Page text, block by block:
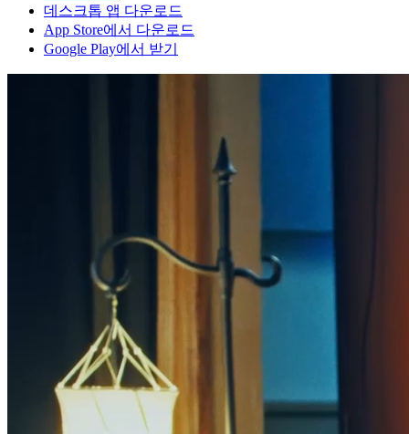
데스크톱 앱 다운로드
App Store에서 다운로드
Google Play에서 받기